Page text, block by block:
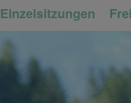
Einzelsitzungen